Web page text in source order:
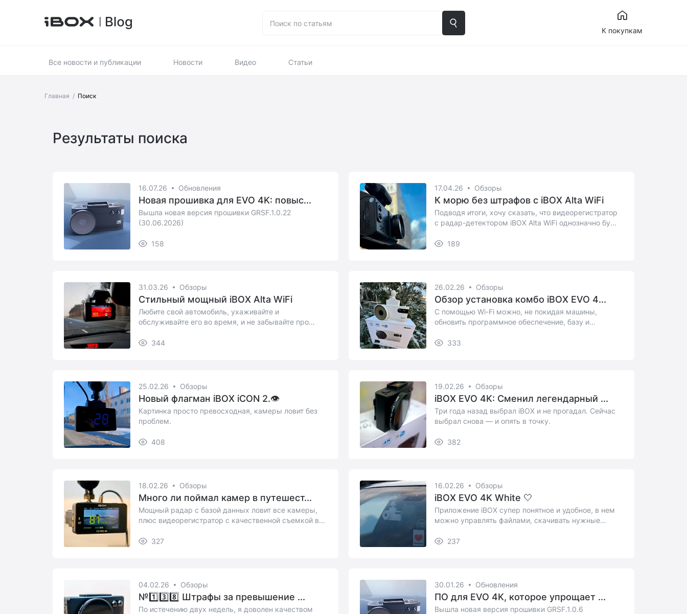
К покупкам
Все новости и публикации Новости Видео Статьи
Главная / Поиск
Результаты поиска
16.07.26 Обновления
Новая прошивка для EVO 4K: повыс...
Вышла новая версия прошивки GRSF.1.0.22
(30.06.2026)
158
17.04.26 Обзоры
К морю без штрафов с iBOX Alta WiFi
Подводя итоги, хочу сказать, что видеорегистратор
с радар-детектором iBOX Alta WiFi однозначно бу...
189
31.03.26 Обзоры
Стильный мощный iBOX Alta WiFi
Любите свой автомобиль, ухаживайте и
обслуживайте его во время, и не забывайте про
344
26.02.26 Обзоры
Обзор установка комбо iBOX EVO 4...
С помощью Wi-Fi можно, не покидая машины,
обновить программное обеспечение, базу и
333
25.02.26 Обзоры
Новый флагман iBOX iCON 2.👁
Картинка просто превосходная, камеры ловит без
проблем.
408
19.02.26 Обзоры
iBOX EVO 4K: Сменил легендарный ...
Три года назад выбрал iBOX и не прогадал. Сейчас
выбрал снова — и опять в точку.
382
18.02.26 Обзоры
Много ли поймал камер в путешест...
Мощный радар с базой данных ловит все камеры,
плюс видеорегистратор с качественной съемкой в
327
16.02.26 Обзоры
iBOX EVO 4K White 🤍
Приложение iBOX супер понятное и удобное, в нем
можно управлять файлами, скачивать нужные
237
04.02.26 Обзоры
№1️⃣3️⃣8️⃣ Штрафы за превышение ...
По истечению двух недель, я доволен качеством
30.01.26 Обновления
ПО для EVO 4K, которое упрощает ...
Вышла новая версия прошивки GRSF.1.0.6